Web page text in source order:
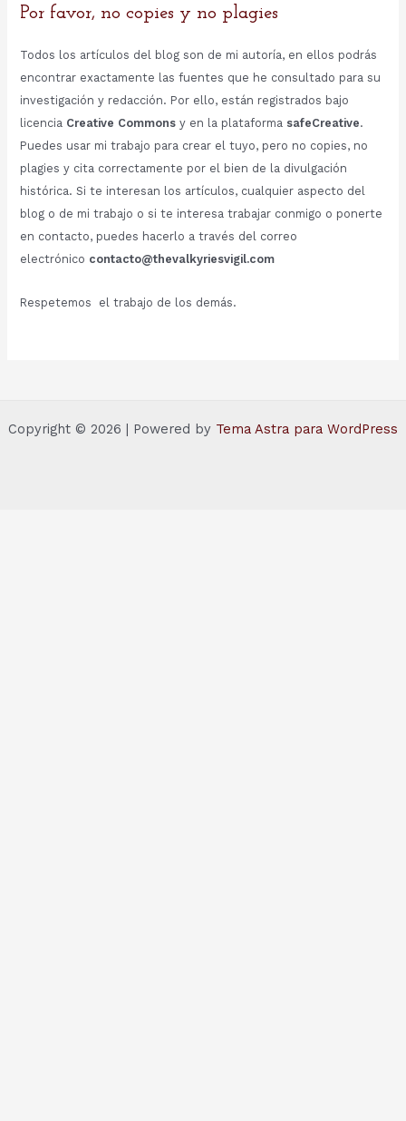
Por favor, no copies y no plagies
Todos los artículos del blog son de mi autoría, en ellos podrás
encontrar exactamente las fuentes que he consultado para su
investigación y redacción. Por ello, están registrados bajo
licencia Creative Commonsy en la plataforma safeCreative.
Puedes usar mi trabajo para crear el tuyo, pero no copies, no
plagies y cita correctamente por el bien de la divulgación
histórica. Si te interesan los artículos, cualquier aspecto del
blog o de mi trabajo o si te interesa trabajar conmigo o ponerte
en contacto, puedes hacerlo a través del correo
electrónico contacto@thevalkyriesvigil.com
Respetemos el trabajo de los demás.
Copyright © 2026 | Powered by Tema Astra para WordPress